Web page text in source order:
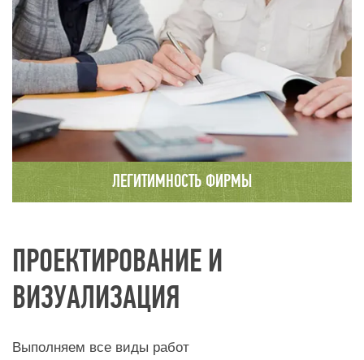
телефонами и адресами. Вы можете связаться
с любым из них.
ЛЕГИТИМНОСТЬ ФИРМЫ
ПРОЕКТИРОВАНИЕ И
ВИЗУАЛИЗАЦИЯ
Выполняем все виды работ